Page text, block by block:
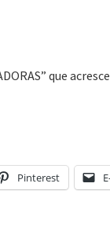
que
Pinterest